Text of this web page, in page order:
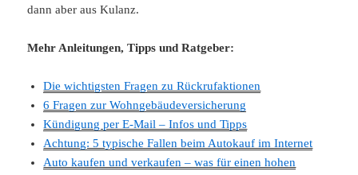
dann aber aus Kulanz.
Mehr Anleitungen, Tipps und Ratgeber:
Die wichtigsten Fragen zu Rückrufaktionen
6 Fragen zur Wohngebäudeversicherung
Kündigung per E-Mail – Infos und Tipps
Achtung: 5 typische Fallen beim Autokauf im Internet
Auto kaufen und verkaufen – was für einen hohen